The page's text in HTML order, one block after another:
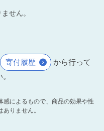
せん。
寄付履歴
から行って
によるもので、商品の効果や性
りません。